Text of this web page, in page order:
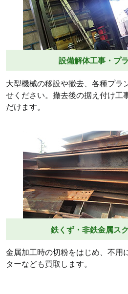
設備解体工事・プ
大型機械の移設や撤去、各種プラ
せください。撤去後の据え付け工
だけます。
鉄くず・非鉄金属ス
金属加工時の切粉をはじめ、不用
ターなども買取します。